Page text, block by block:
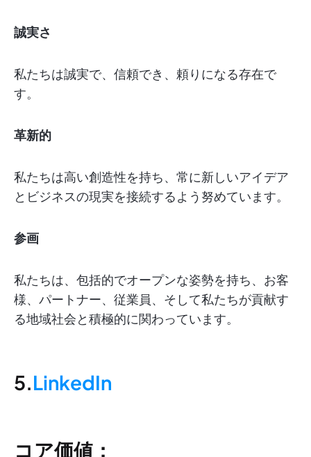
誠実さ
私たちは誠実で、信頼でき、頼りになる存在で
す。
革新的
私たちは高い創造性を持ち、常に新しいアイデア
とビジネスの現実を接続するよう努めています。
参画
私たちは、包括的でオープンな姿勢を持ち、お客
様、パートナー、従業員、そして私たちが貢献す
る地域社会と積極的に関わっています。
5.LinkedIn
コア価値：